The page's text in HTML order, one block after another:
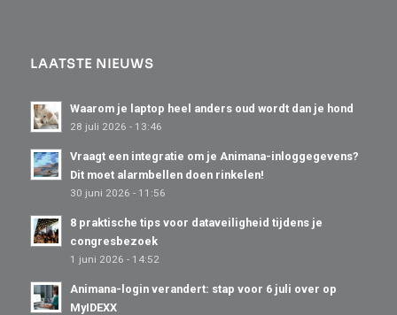
LAATSTE NIEUWS
Waarom je laptop heel anders oud wordt dan je hond
28 juli 2026 - 13:46
Vraagt een integratie om je Animana-inloggegevens?
Dit moet alarmbellen doen rinkelen!
30 juni 2026 - 11:56
8 praktische tips voor dataveiligheid tijdens je
congresbezoek
1 juni 2026 - 14:52
Animana-login verandert: stap voor 6 juli over op
MyIDEXX